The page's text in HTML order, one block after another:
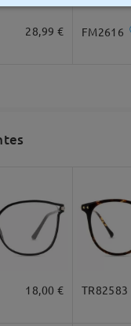
28,99 € FM2616
18,00 € TR82583